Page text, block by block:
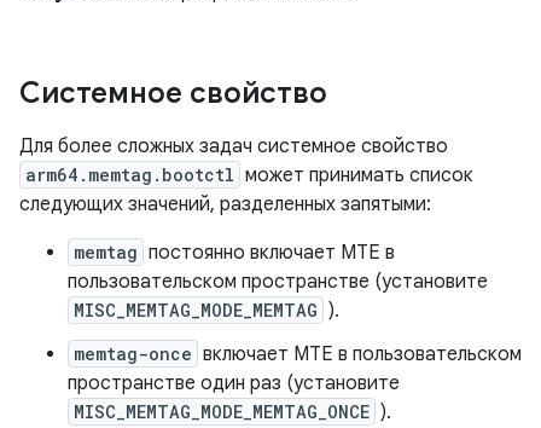
Системное свойство
Для более сложных задач системное свойство
arm64.memtag.bootctl может принимать список
следующих значений, разделенных запятыми:
memtag постоянно включает MTE в
пользовательском пространстве (установите
MISC_MEMTAG_MODE_MEMTAG ).
memtag-once включает MTE в пользовательском
пространстве один раз (установите
MISC_MEMTAG_MODE_MEMTAG_ONCE ).